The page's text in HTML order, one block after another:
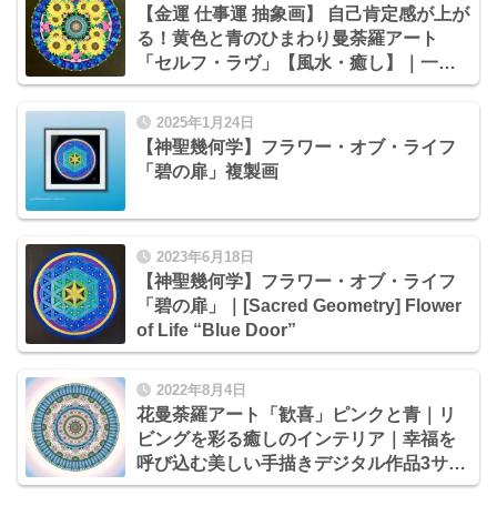
【金運 仕事運 抽象画】 自己肯定感が上が
る！黄色と青のひまわり曼荼羅アート
「セルフ・ラヴ」【風水・癒し】｜一点
もの手描き原画40cm｜愛されて成功へ
2025年1月24日
【神聖幾何学】フラワー・オブ・ライフ
「碧の扉」複製画
2023年6月18日
【神聖幾何学】フラワー・オブ・ライフ
「碧の扉」｜[Sacred Geometry] Flower
of Life “Blue Door”
2022年8月4日
花曼荼羅アート「歓喜」ピンクと青｜リ
ビングを彩る癒しのインテリア｜幸福を
呼び込む美しい手描きデジタル作品3サイ
ズ